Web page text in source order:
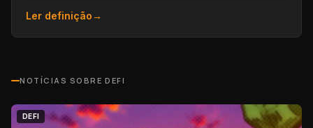
Ler definição→
NOTÍCIAS SOBREDEFI
DEFI